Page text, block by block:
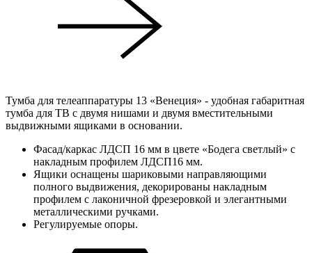
Тумба для телеаппаратуры 13 «Венеция» - удобная габаритная
тумба для ТВ с двумя нишами и двумя вместительными
выдвижными ящиками в основании.
Фасад/каркас ЛДСП 16 мм в цвете «Бодега светлый» с
накладным профилем ЛДСП16 мм.
Ящики оснащены шариковыми направляющими
полного выдвижения, декорированы накладным
профилем с лаконичной фрезеровкой и элегантными
металлическими ручками.
Регулируемые опоры.